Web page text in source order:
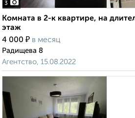
3
Комната в 2-к квартире, на
этаж
4 000 ₽ в месяц
Радищева 8
Агентство, 15.08.2022